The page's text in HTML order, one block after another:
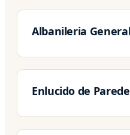
Albanileria
Enlucido de